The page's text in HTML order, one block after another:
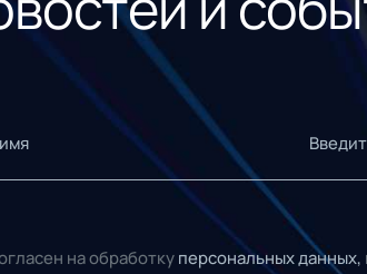
на обработку персональных данных,